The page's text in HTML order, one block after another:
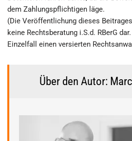
dem Zahlungspflichtigen läge.
(Die Veröffentlichung dieses
keine Rechtsberatung i.S.d. RBerG
Einzelfall einen versierten
Über den Autor: